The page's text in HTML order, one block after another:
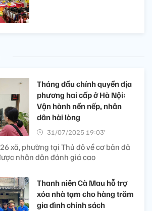
Tháng đầu chính quyền địa
phương hai cấp ở Hà Nội:
Vận hành nền nếp, nhân
dân hài lòng
31/07/2025 19:03’
xã, phường tại Thủ đô về cơ bản đã
nhân dân đánh giá cao
Thanh niên Cà Mau hỗ trợ
xóa nhà tạm cho hàng trăm
gia đình chính sách